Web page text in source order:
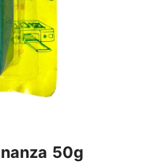
50g